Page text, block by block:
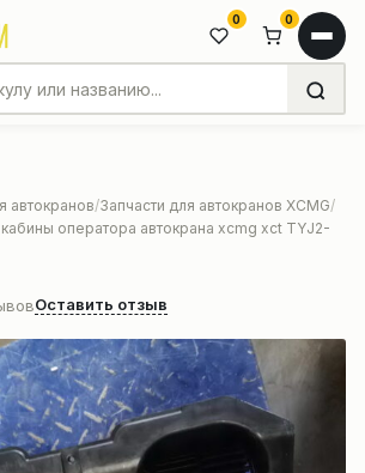
0 0
автокранов Запчасти для автокранов XCMG
оператора автокрана xcmg xct TYJ2-
Оставить отзыв